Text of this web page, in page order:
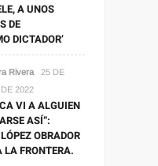
A UNOS
DE
DICTADOR’
Rivera
25 DE
2022
VI A ALGUIEN
ASÍ”:
OBRADOR
LA FRONTERA.